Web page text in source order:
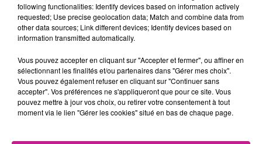
Assurer la coordination du départ et de l'installation
dans le nouveau logement
Gérer les frais et effectuer des visites de courtoisie post
relogement
🏘️ Étude et gestion des demandes
Identifier les logements disponibles (interne et externe)
Prioriser les dossiers, analyser les demandes avant
following functionalities: Identify devices based on information actively
requested; Use precise geolocation data; Match and combine data from
other data sources; Link different devices; Identify devices based on
information transmitted automatically.
Vous pouvez accepter en cliquant sur "Accepter et fermer", ou affiner en
sélectionnant les finalités et/ou partenaires dans "Gérer mes choix".
Vous pouvez également refuser en cliquant sur "Continuer sans
accepter". Vos préférences ne s'appliqueront que pour ce site. Vous
pouvez mettre à jour vos choix, ou retirer votre consentement à tout
moment via le lien "Gérer les cookies" situé en bas de chaque page.